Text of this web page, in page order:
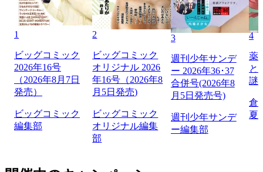
1
ビッグコミック
2026年16号
（2026年8月7日
発売）
ビッグコミック
編集部
2
ビッグコミック
オリジナル 2026
年16号（2026年8
月5日発売)
ビッグコミック
オリジナル編集
部
3
週刊少年サンデ
ー 2026年36･37
合併号(2026年8
月5日発売号)
週刊少年サンデ
ー編集部
4
薬
と
謎
倉
夏